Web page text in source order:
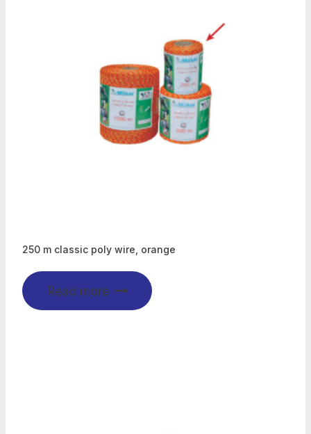
250 m classic poly wire, orange
Read more